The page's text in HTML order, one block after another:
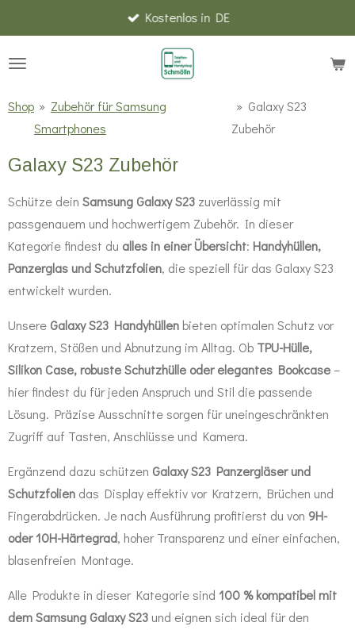
Hauptinhalt
springen
Kostenlos in DE
Shop » Zubehör für Samsung
Smartphones
» Galaxy S23
Zubehör
Galaxy S23 Zubehör
Schütze dein Samsung Galaxy S23 zuverlässig mit
passgenauem und hochwertigem Zubehör. In dieser
Kategorie findest du alles in einer Übersicht: Handyhüllen,
Panzerglas und Schutzfolien, die speziell für das Galaxy S23
entwickelt wurden.
Unsere Galaxy S23 Handyhüllen bieten optimalen Schutz vor
Kratzern, Stößen und Abnutzung im Alltag. Ob TPU-Hülle,
Silikon Case, robuste Schutzhülle oder elegantes Bookcase –
hier findest du für jeden Anspruch und Stil die passende
Lösung. Präzise Ausschnitte sorgen für uneingeschränkten
Zugriff auf Tasten, Anschlüsse und Kamera.
Ergänzend dazu schützen Galaxy S23 Panzergläser und
Schutzfolien das Display effektiv vor Kratzern, Brüchen und
Fingerabdrücken. Je nach Ausführung profitierst du von 9H-
oder 10H-Härtegrad, hoher Transparenz und einer einfachen,
blasenfreien Montage.
Alle Produkte in dieser Kategorie sind 100 % kompatibel mit
dem Samsung Galaxy S23 und eignen sich ideal für den